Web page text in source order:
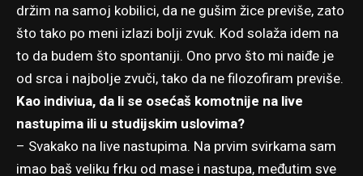
držim na samoj kobilici, da ne gušim žice previše, zato
što tako po meni izlazi bolji zvuk. Kod solaža idem na
to da budem što spontaniji. Ono prvo što mi naiđe je
od srca i najbolje zvuči, tako da ne filozofiram previše.
Kao indiviua, da li se osećaš komotnije na live
nastupima ili u studijskim uslovima?
– Svakako na live nastupima. Na prvim svirkama sam
imao baš veliku frku od mase i nastupa, međutim sve